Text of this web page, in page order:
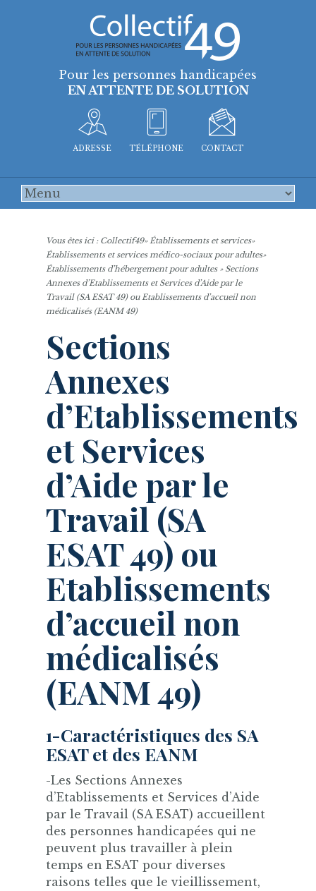
Pour les personnes handicapées
EN ATTENTE DE SOLUTION
ADRESSE TÉLÉPHONE CONTACT
Vous êtes ici : Collectif49»Établissements et services»
Établissements et services médico-sociaux pour adultes»
Établissements d’hébergement pour adultes» Sections
Annexes d’Etablissements et Services d’Aide par le
Travail (SA ESAT 49) ou Etablissements d’accueil non
médicalisés (EANM 49)
Sections
Annexes
d’Etablissements
et Services
d’Aide par le
Travail (SA
ESAT 49) ou
Etablissements
d’accueil non
médicalisés
(EANM 49)
1-Caractéristiques des SA
ESAT et des EANM
-Les Sections Annexes
d’Etablissements et Services d’Aide
par le Travail (SA ESAT) accueillent
des personnes handicapées qui ne
peuvent plus travailler à plein
temps en ESAT pour diverses
raisons telles que le vieillissement,